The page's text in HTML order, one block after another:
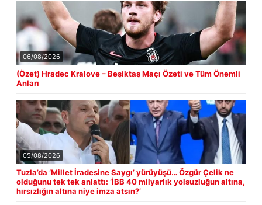
06/08/2026
(Özet) Hradec Kralove – Beşiktaş Maçı Özeti ve Tüm Önemli
Anları
05/08/2026
Tuzla’da ‘Millet İradesine Saygı’ yürüyüşü… Özgür Çelik ne
olduğunu tek tek anlattı: ‘İBB 40 milyarlık yolsuzluğun altına,
hırsızlığın altına niye imza atsın?’